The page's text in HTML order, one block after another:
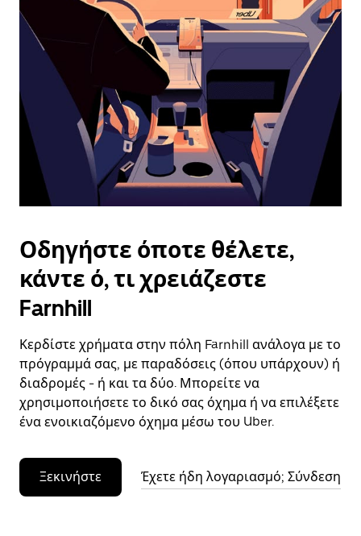
επιλέξετε
μια
ημερομηνία.
Πατήστε
πλήκτρο
escape
για
να
κλείσετε
ημερολόγιο.
Οδηγήστε όποτε θέλετε,
κάντε ό, τι χρειάζεστε
Farnhill
Κερδίστε χρήματα στην πόλη Farnhill ανάλογα με το
πρόγραμμά σας, με παραδόσεις (όπου υπάρχουν) ή
διαδρομές - ή και τα δύο. Μπορείτε να
χρησιμοποιήσετε το δικό σας όχημα ή να επιλέξετε
ένα ενοικιαζόμενο όχημα μέσω του Uber.
Ξεκινήστε Έχετε ήδη λογαριασμό; Σύνδεση